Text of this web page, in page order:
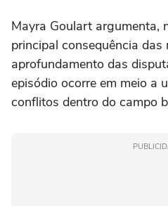
Mayra Goulart argumenta,
principal consequência das
aprofundamento das
episódio ocorre em meio a
conflitos dentro do campo